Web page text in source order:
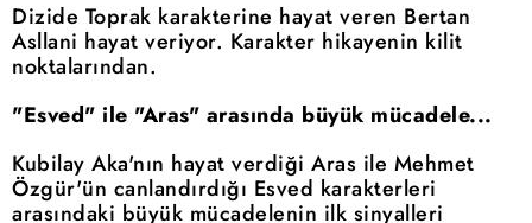
Dizide Toprak karakterine hayat veren Bertan
Asllani hayat veriyor. Karakter hikayenin kilit
noktalarından.
"Esved" ile "Aras" arasında büyük mücadele...
Kubilay Aka'nın hayat verdiği Aras ile Mehmet
Özgür'ün canlandırdığı Esved karakterleri
arasındaki büyük mücadelenin ilk sinyalleri